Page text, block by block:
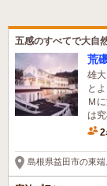
五感のすべてで大自
荒
雄
と
Ｍ
は
2
島根県益田市の東端